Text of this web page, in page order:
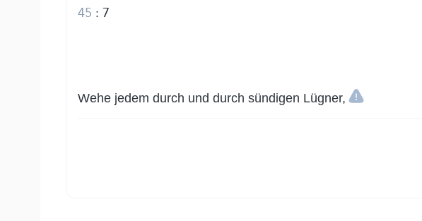
7
:
45
Wehe jedem durch und durch sündigen Lügner,